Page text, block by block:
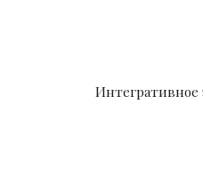
Интегративное